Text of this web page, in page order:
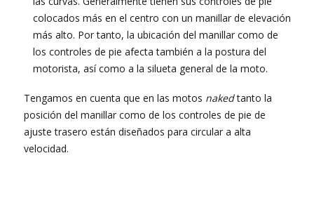
colocados más en el centro con un manillar de elevación
más alto. Por tanto, la ubicación del manillar como de
los controles de pie afecta también a la postura del
motorista, así como a la silueta general de la moto.
Tengamos en cuenta que en las motos nakedtanto la
posición del manillar como de los controles de pie de
ajuste trasero están diseñados para circular a alta
velocidad.